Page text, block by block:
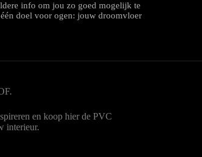
info om jou zo goed mogelijk te
doel voor ogen: jouw droomvloer
en koop hier de PVC
interieur.